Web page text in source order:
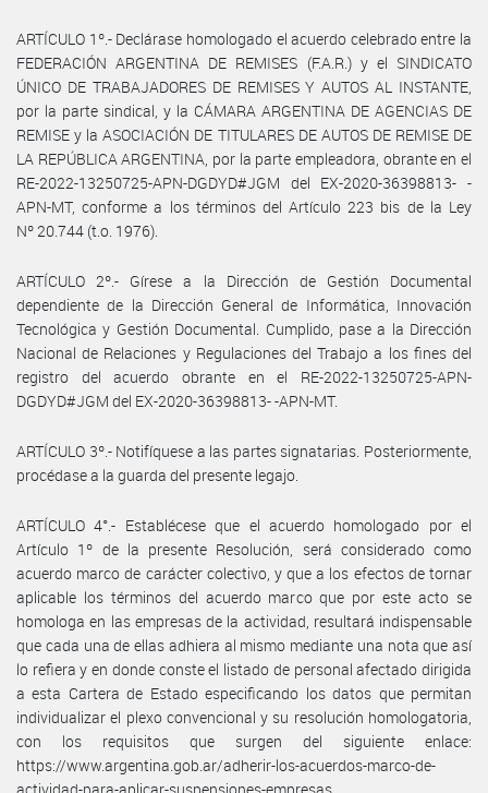
ARTÍCULO 1º.- Declárase homologado el acuerdo celebrado entre la
FEDERACIÓN ARGENTINA DE REMISES (F.A.R.) y el SINDICATO
ÚNICO DE TRABAJADORES DE REMISES Y AUTOS AL INSTANTE,
por la parte sindical, y la CÁMARA ARGENTINA DE AGENCIAS DE
REMISE y la ASOCIACIÓN DE TITULARES DE AUTOS DE REMISE DE
LA REPÚBLICA ARGENTINA, por la parte empleadora, obrante en el
RE-2022-13250725-APN-DGDYD#JGM del EX-2020-36398813- -
APN-MT, conforme a los términos del Artículo 223 bis de la Ley
Nº 20.744 (t.o. 1976).
ARTÍCULO 2º.- Gírese a la Dirección de Gestión Documental
dependiente de la Dirección General de Informática, Innovación
Tecnológica y Gestión Documental. Cumplido, pase a la Dirección
Nacional de Relaciones y Regulaciones del Trabajo a los fines del
registro del acuerdo obrante en el RE-2022-13250725-APN-
DGDYD#JGM del EX-2020-36398813- -APN-MT.
ARTÍCULO 3º.- Notifíquese a las partes signatarias. Posteriormente,
procédase a la guarda del presente legajo.
ARTÍCULO 4°.- Establécese que el acuerdo homologado por el
Artículo 1º de la presente Resolución, será considerado como
acuerdo marco de carácter colectivo, y que a los efectos de tornar
aplicable los términos del acuerdo marco que por este acto se
homologa en las empresas de la actividad, resultará indispensable
que cada una de ellas adhiera al mismo mediante una nota que así
lo refiera y en donde conste el listado de personal afectado dirigida
a esta Cartera de Estado especificando los datos que permitan
individualizar el plexo convencional y su resolución homologatoria,
con los requisitos que surgen del siguiente enlace:
https://www.argentina.gob.ar/adherir-los-acuerdos-marco-de-
actividad-para-aplicar-suspensiones-empresas.